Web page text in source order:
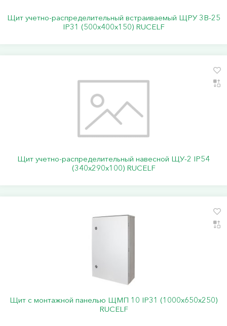
Щит учетно-распределительный встраиваемый ЩРУ 3В-25
IP31 (500х400х150) RUCELF
Щит учетно-распределительный навесной ЩУ-2 IP54
(340х290х100) RUCELF
Щит с монтажной панелью ЩМП 10 IP31 (1000х650х250)
RUCELF